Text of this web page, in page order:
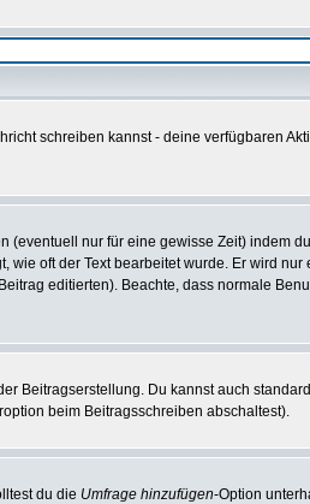
schreiben kannst - deine verfügbaren
(eventuell nur für eine gewisse Zeit) indem
oft der Text bearbeitet wurde. Er wird nur
editierten). Beachte, dass normale
Beitragserstellung. Du kannst auch
beim Beitragsschreiben abschaltest).
du die Umfrage hinzufügen-Option